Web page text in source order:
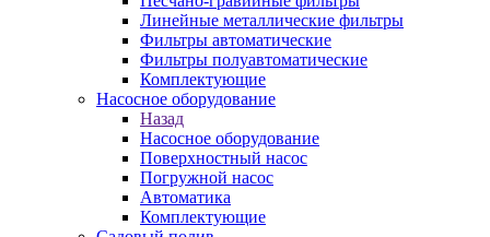
Линейные металлические фильтры
Фильтры автоматические
Фильтры полуавтоматические
Комплектующие
Насосное оборудование
Назад
Насосное оборудование
Поверхностный насос
Погружной насос
Автоматика
Комплектующие